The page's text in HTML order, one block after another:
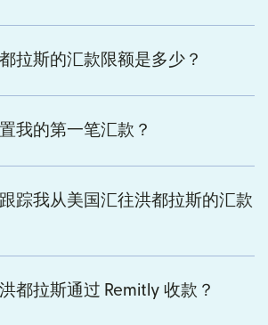
拉斯的汇款限额是多少？
我的第一笔汇款？
踪我从美国汇往洪都拉斯的汇款
都拉斯通过 Remitly 收款？